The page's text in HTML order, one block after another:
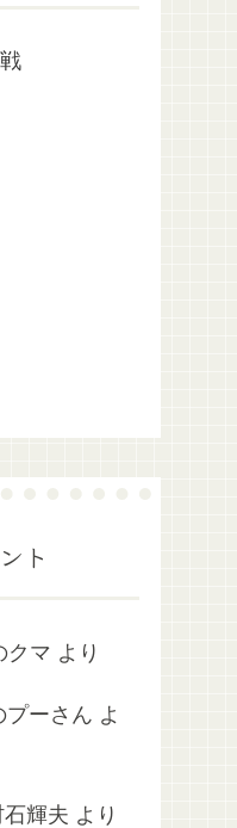
ト
クマ より
プーさん よ
輝夫 より